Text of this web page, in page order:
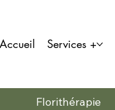
Accueil Services +
Florithérapie